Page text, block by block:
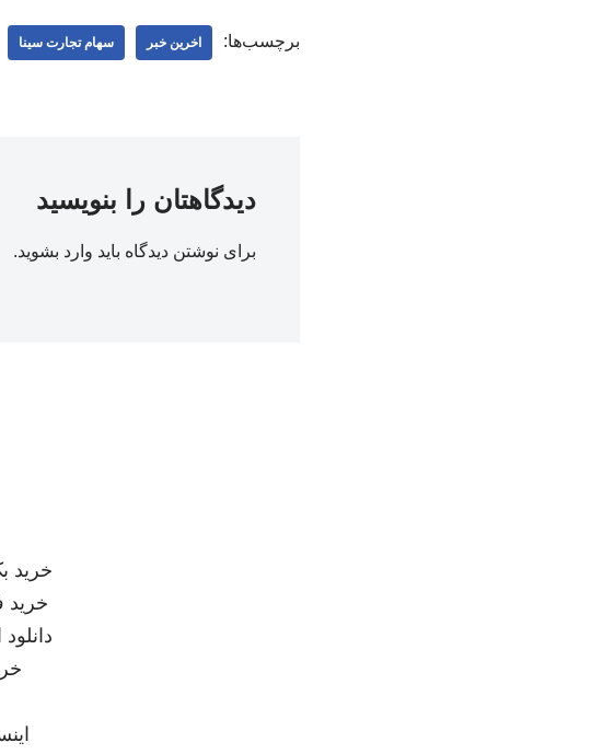
برچسب‌ها: اخرین خبر سهام تجارت سینا
دیدگاهتان را بنویسید
برای نوشتن دیدگاه باید وارد بشوید.
خرید
خرید